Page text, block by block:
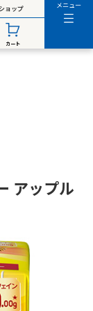
ョップ
カート
メニュー
アップル